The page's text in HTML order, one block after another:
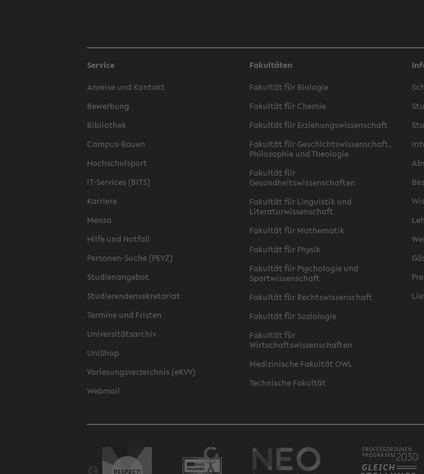
Service
Anreise und Kontakt
Bewerbung
Bibliothek
Campus-Bauen
Hochschulsport
IT-Services (BITS)
Karriere
Mensa
Hilfe und Notfall
Personen-Suche (PEVZ)
Studienangebot
Studierendensekretariat
Termine und Fristen
Universitätsarchiv
UniShop
Vorlesungsverzeichnis (eKVV)
Webmail
Fakultäten
Fakultät für Biologie
Fakultät für Chemie
Fakultät für Erziehungswissenschaft
Fakultät für Geschichtswissenschaft,
Philosophie und Theologie
Fakultät für
Gesundheitswissenschaften
Fakultät für Linguistik und
Literaturwissenschaft
Fakultät für Mathematik
Fakultät für Physik
Fakultät für Psychologie und
Sportwissenschaft
Fakultät für Rechtswissenschaft
Fakultät für Soziologie
Fakultät für
Wirtschaftswissenschaften
Medizinische Fakultät OWL
Technische Fakultät